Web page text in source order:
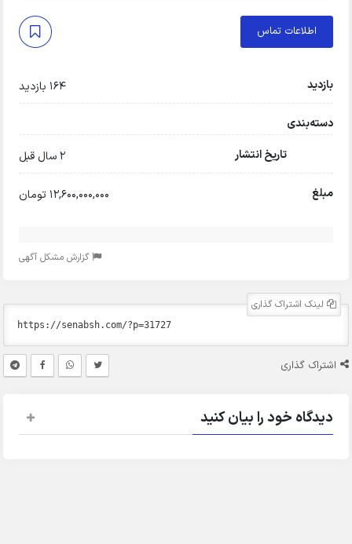
اطلاعات تماس
بازدید 164 بازدید
دسته‌بندی
تاریخ انتشار
2 سال قبل
مبلغ 12,600,000,000 تومان
گزارش مشکل آگهی
لینک اشتراک گذاری
اشتراک گذاری
دیدگاه خود را بیان کنید